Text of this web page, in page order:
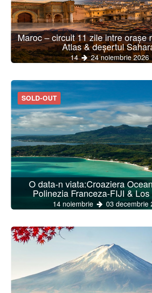
Maroc – circuit 11 zile intre orașe
Atlas & deșertul
14 24 noiembrie 2026
SOLD-OUT
O data-n viata:Croaziera
Polinezia Franceza-FIJI &
14 noiembrie 03 decembrie